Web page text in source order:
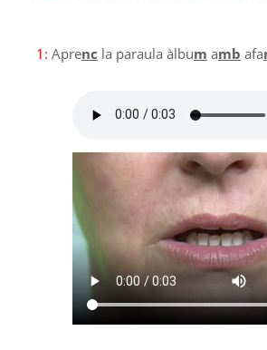
1: Aprenc la paraula àlbum amb afa